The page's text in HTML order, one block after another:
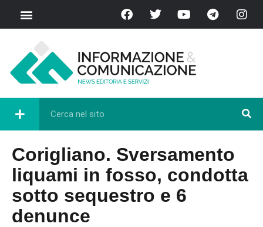
Corigliano. Sversamento
liquami in fosso, condotta
sotto sequestro e 6
denunce